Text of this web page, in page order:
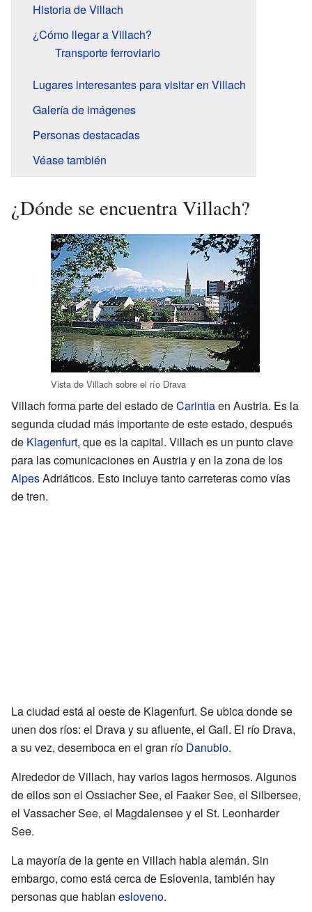
Historia de Villach
¿Cómo llegar a Villach?
Transporte ferroviario
Lugares interesantes para visitar en Villach
Galería de imágenes
Personas destacadas
Véase también
¿Dónde se encuentra Villach?
Vista de Villach sobre el río Drava
Villach forma parte del estado deCarintiaen Austria. Es la
segunda ciudad más importante de este estado, después
de Klagenfurt, que es la capital. Villach es un punto clave
para las comunicaciones en Austria y en la zona de los
AlpesAdriáticos. Esto incluye tanto carreteras como vías
de tren.
La ciudad está al oeste de Klagenfurt. Se ubica donde se
unen dos ríos: el Drava y su afluente, el Gail. El río Drava,
a su vez, desemboca en el gran río Danubio.
Alrededor de Villach, hay varios lagos hermosos. Algunos
de ellos son el Ossiacher See, el Faaker See, el Silbersee,
el Vassacher See, el Magdalensee y el St. Leonharder
See.
La mayoría de la gente en Villach habla alemán. Sin
embargo, como está cerca de Eslovenia, también hay
personas que hablan esloveno.